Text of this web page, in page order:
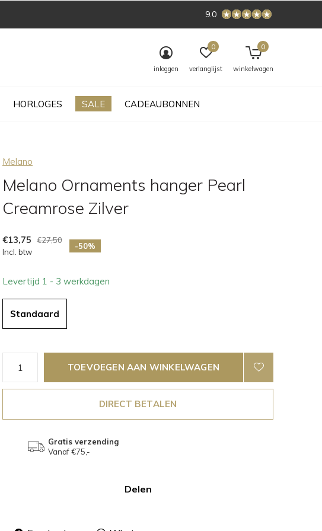
HORLOGES SALE CADEAUBONNEN
inloggen verlanglijst
0
winkelwagen
0
9.0
Melano
Melano Ornaments hanger Pearl
Creamrose Zilver
€13,75
€27,50
Incl. btw
-50%
Levertijd 1 - 3 werkdagen
Standaard
TOEVOEGEN AAN WINKELWAGEN
DIRECT BETALEN
Gratis verzending
Vanaf €75,-
Delen